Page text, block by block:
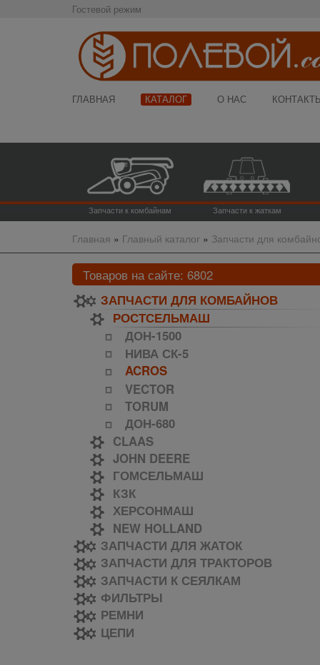
Гостевой режим
ГЛАВНАЯ КАТАЛОГ О НАС
Запчасти к комбайнам Запчасти к жаткам
Главная » Главный каталог» Запчасти для
Товаров на сайте: 6802
ЗАПЧАСТИ ДЛЯ КОМБАЙНОВ
РОСТСЕЛЬМАШ
ДОН-1500
НИВА СК-5
ACROS
VECTOR
TORUM
ДОН-680
CLAAS
JOHN DEERE
ГОМСЕЛЬМАШ
КЗК
ХЕРСОНМАШ
NEW HOLLAND
ЗАПЧАСТИ ДЛЯ ЖАТОК
ЗАПЧАСТИ ДЛЯ ТРАКТОРОВ
ЗАПЧАСТИ К СЕЯЛКАМ
ФИЛЬТРЫ
РЕМНИ
ЦЕПИ